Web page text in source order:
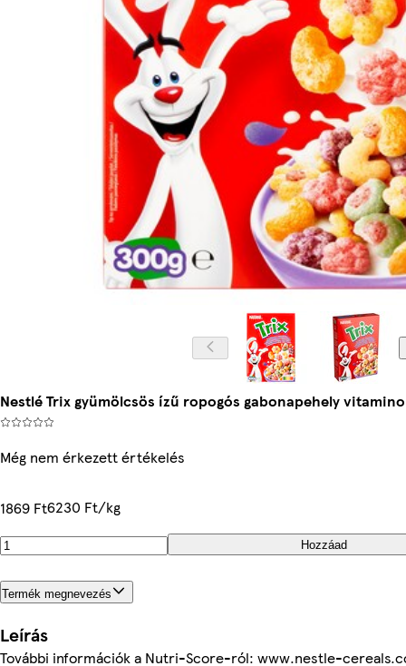
Nestlé Trix gyümölcsös ízű ropogós gabonapehely
Még nem érkezett értékelés
1869 Ft6230 Ft/kg
Hozzáad
Termék megnevezés
Leírás
További információk a Nutri-Score-ról: www.nestle-